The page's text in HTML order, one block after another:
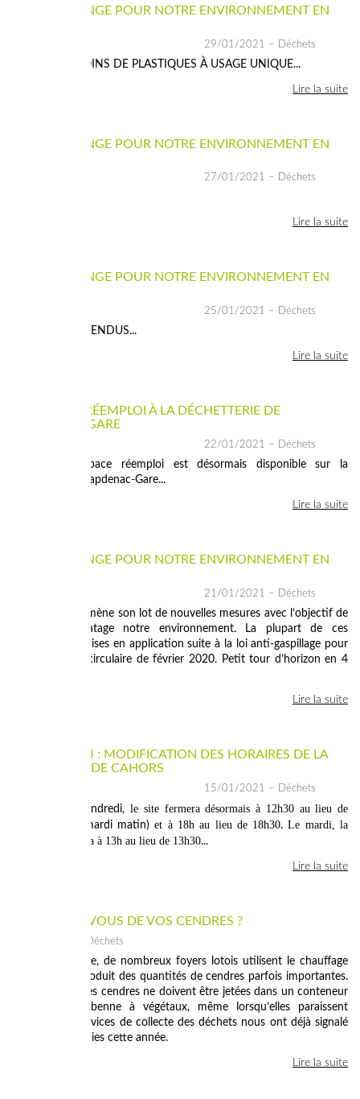
CE QUI CHANGE POUR NOTRE ENVIRONNEMENT EN
29/01/2021 – Déchets
3. ENCORE MOINS DE PLASTIQUES À USAGE UNIQUE...
Lire la suite
CE QUI CHANGE POUR NOTRE ENVIRONNEMENT EN
27/01/2021 – Déchets
Lire la suite
CE QUI CHANGE POUR NOTRE ENVIRONNEMENT EN
25/01/2021 – Déchets
1. DONS D'INVENDUS...
Lire la suite
UN ESPACE RÉEMPLOI À LA DÉCHETTERIE DE
CAPDENAC-GARE
22/01/2021 – Déchets
Un nouvel espace réemploi est désormais disponible sur la
déchèterie de Capdenac-Gare...
Lire la suite
CE QUI CHANGE POUR NOTRE ENVIRONNEMENT EN
21/01/2021 – Déchets
L’année 2021 amène son lot de nouvelles mesures avec l’objectif de
protéger davantage notre environnement. La plupart de ces
mesures sont mises en application suite à la loi anti-gaspillage pour
une économie circulaire de février 2020. Petit tour d’horizon en 4
Lire la suite
COUVRE-FEU : MODIFICATION DES HORAIRES DE LA
DÉCHÈTERIE DE CAHORS
15/01/2021 – Déchets
Du lundi au vendredi, le site fermera désormais à 12h30 au lieu de
(fermé le mardi matin) et à 18h au lieu de 18h30.Le mardi, la
déchèterie ouvrira à 13h au lieu de 13h30...
Lire la suite
QUE FAÎTES-VOUS DE VOS CENDRES ?
– Déchets
En cette période, de nombreux foyers lotois utilisent le chauffage
au bois. Cela produit des quantités de cendres parfois importantes.
En aucun cas, les cendres ne doivent être jetées dans un conteneur
ou dans une benne à végétaux, même lorsqu’elles paraissent
éteintes. Les services de collecte des déchets nous ont déjà signalé
plusieurs incendies cette année.
Lire la suite